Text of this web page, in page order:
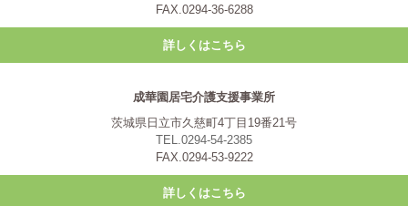
FAX.0294-36-6288
詳しくはこちら
成華園居宅介護支援事業所
茨城県日立市久慈町4丁目19番21号
TEL.0294-54-2385
FAX.0294-53-9222
詳しくはこちら